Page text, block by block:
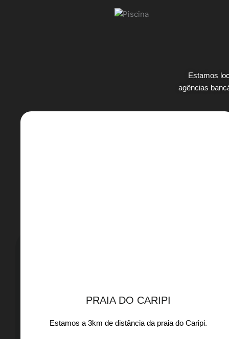
Estamos
agências
PRAIA DO CARIPI
Estamos a 3km de distância da praia do Caripi.​